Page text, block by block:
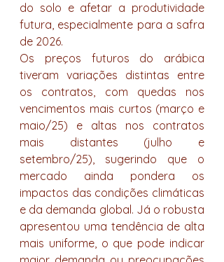
do solo e afetar a produtividade
futura, especialmente para a safra
de 2026.
Os preços futuros do arábica
tiveram variações distintas entre
os contratos, com quedas nos
vencimentos mais curtos (março e
maio/25) e altas nos contratos
mais distantes (julho e
setembro/25), sugerindo que o
mercado ainda pondera os
impactos das condições climáticas
e da demanda global. Já o robusta
apresentou uma tendência de alta
mais uniforme, o que pode indicar